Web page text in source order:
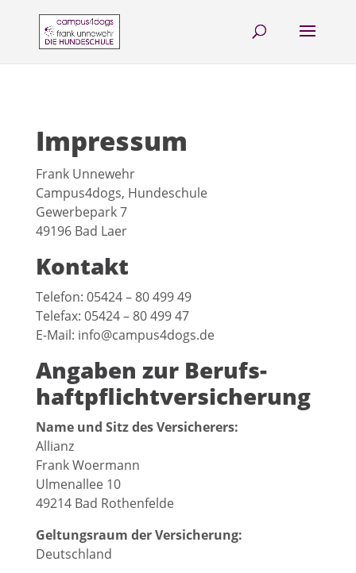
Impressum
Frank Unnewehr
Campus4dogs, Hundeschule
Gewerbepark 7
49196 Bad Laer
Kontakt
Telefon: 05424 – 80 499 49
Telefax: 05424 – 80 499 47
E-Mail: info@campus4dogs.de
Angaben zur Berufs­
haftpflicht­versicherung
Name und Sitz des Versicherers:
Allianz
Frank Woermann
Ulmenallee 10
49214 Bad Rothenfelde
Geltungsraum der Versicherung:
Deutschland